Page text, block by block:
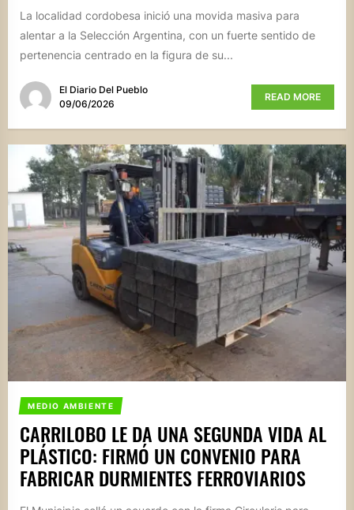
La localidad cordobesa inició una movida masiva para
alentar a la Selección Argentina, con un fuerte sentido de
pertenencia centrado en la figura de su...
El Diario Del Pueblo
09/06/2026
READ MORE
MEDIO AMBIENTE
CARRILOBO LE DA UNA SEGUNDA VIDA AL
PLÁSTICO: FIRMÓ UN CONVENIO PARA
FABRICAR DURMIENTES FERROVIARIOS